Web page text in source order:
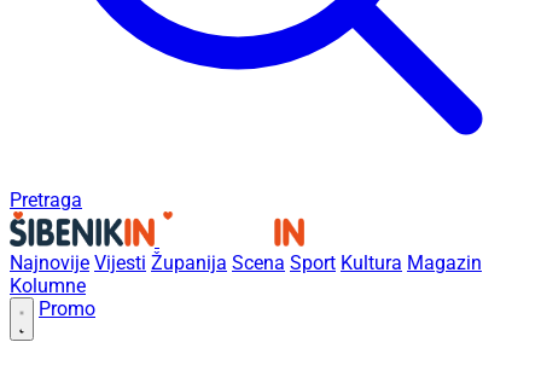
Pretraga
Najnovije Vijesti Županija Scena Sport Kultura Magazin
Kolumne
Promo